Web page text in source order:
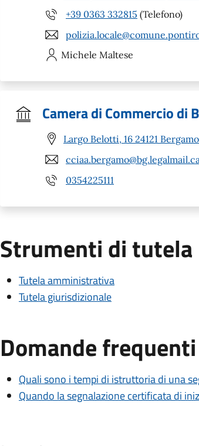
+39 0363 332815 (Telefono)
Michele Maltese
Camera di Commercio di
Largo Belotti, 16 24121
0354225111
Strumenti di tutela
Tutela amministrativa
Tutela giurisdizionale
Domande frequenti
Quali sono i tempi di istruttoria di una
Quando la segnalazione certificata di